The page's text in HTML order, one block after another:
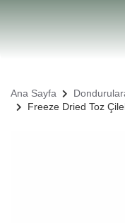
Ana Sayfa
Freeze Dried Toz